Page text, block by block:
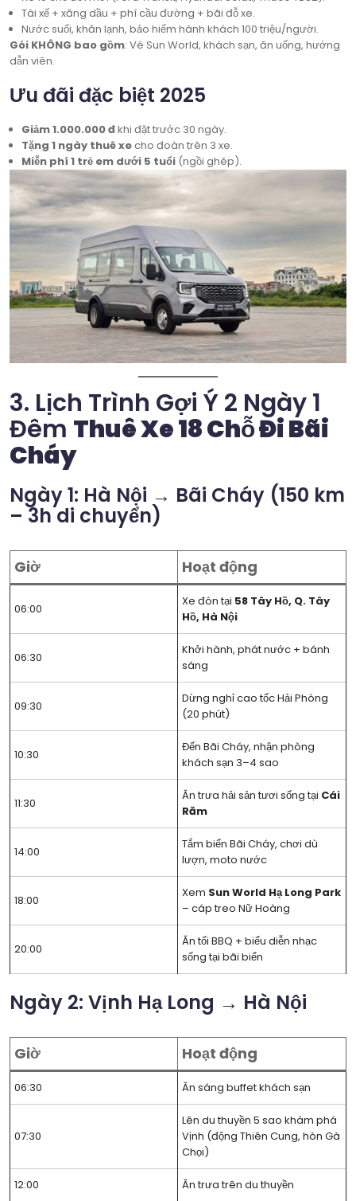
Tài xế + xăng dầu + phí cầu đường + bãi đỗ xe.
Nước suối, khăn lạnh, bảo hiểm hành khách 100 triệu/người.
Gói KHÔNG bao gồm: Vé Sun World, khách sạn, ăn uống, hướng
dẫn viên.
Ưu đãi đặc biệt 2025
Giảm 1.000.000 đkhi đặt trước 30 ngày.
Tặng 1 ngày thuê xecho đoàn trên 3 xe.
Miễn phí 1 trẻ em dưới 5 tuổi (ngồi ghép).
3. Lịch Trình Gợi Ý 2 Ngày 1
Đêm Thuê Xe 18 Chỗ Đi Bãi
Cháy
Ngày 1: Hà Nội → Bãi Cháy (150 km
– 3h di chuyển)
Giờ Hoạt động
06:00
Xe đón tại 58 Tây Hồ, Q. Tây
Hồ, Hà Nội
06:30
Khởi hành, phát nước + bánh
sáng
09:30
Dừng nghỉ cao tốc Hải Phòng
(20 phút)
10:30
Đến Bãi Cháy, nhận phòng
khách sạn 3–4 sao
11:30
Ăn trưa hải sản tươi sống tại Cái
Răm
14:00
Tắm biển Bãi Cháy, chơi dù
lượn, moto nước
18:00
Xem Sun World Hạ Long Park
– cáp treo Nữ Hoàng
20:00
Ăn tối BBQ + biểu diễn nhạc
sống tại bãi biển
Ngày 2: Vịnh Hạ Long → Hà Nội
Giờ Hoạt động
06:30 Ăn sáng buffet khách sạn
07:30
Lên du thuyền 5 sao khám phá
Vịnh (động Thiên Cung, hòn Gà
Chọi)
12:00 Ăn trưa trên du thuyền